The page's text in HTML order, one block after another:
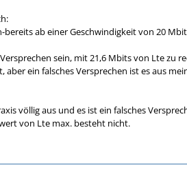
bereits ab einer Geschwindigkeit von 20
sein, mit 21,6 Mbits von Lte zu
aber ein falsches Versprechen ist es aus
völlig aus und es ist ein falsches
von Lte max. besteht nicht.